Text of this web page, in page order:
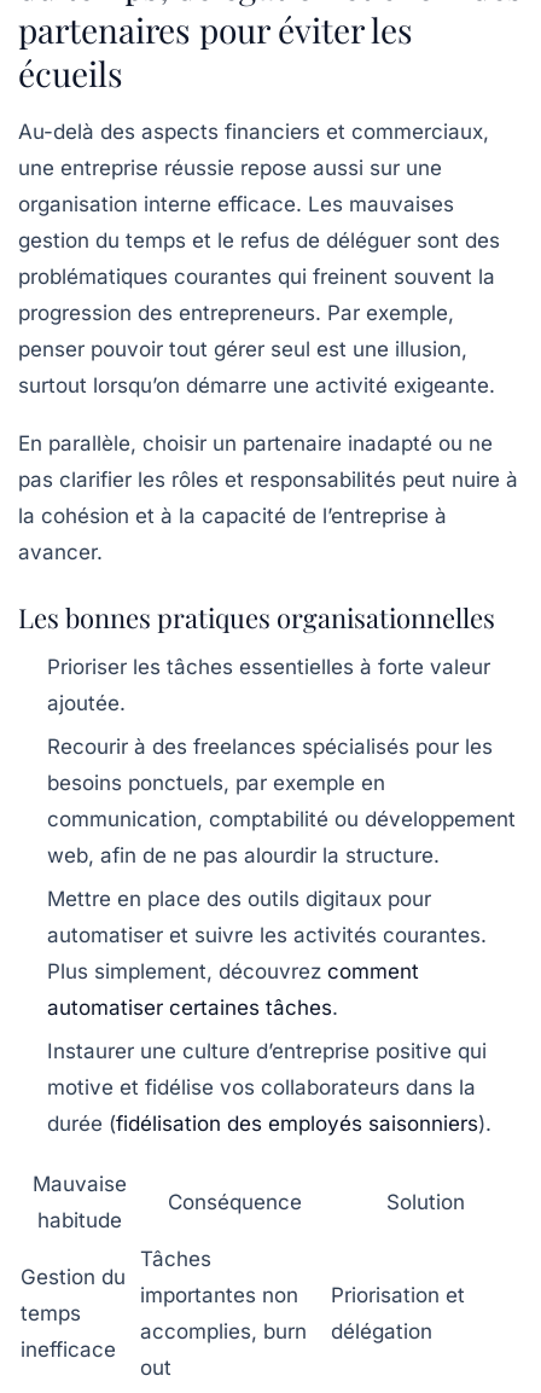
partenaires pour éviter les
écueils
Au-delà des aspects financiers et commerciaux,
une entreprise réussie repose aussi sur une
organisation interne efficace. Les mauvaises
gestion du temps et le refus de déléguer sont des
problématiques courantes qui freinent souvent la
progression des entrepreneurs. Par exemple,
penser pouvoir tout gérer seul est une illusion,
surtout lorsqu’on démarre une activité exigeante.
En parallèle, choisir un partenaire inadapté ou ne
pas clarifier les rôles et responsabilités peut nuire à
la cohésion et à la capacité de l’entreprise à
avancer.
Les bonnes pratiques organisationnelles
Prioriser les tâches essentielles à forte valeur
ajoutée.
Recourir à des freelances spécialisés pour les
besoins ponctuels, par exemple en
communication, comptabilité ou développement
web, afin de ne pas alourdir la structure.
Mettre en place des outils digitaux pour
automatiser et suivre les activités courantes.
Plus simplement, découvrez comment
automatiser certaines tâches.
Instaurer une culture d’entreprise positive qui
motive et fidélise vos collaborateurs dans la
durée (fidélisation des employés saisonniers).
Mauvaise
habitude
Conséquence Solution
Gestion du
temps
inefficace
Tâches
importantes non
accomplies, burn
out
Priorisation et
délégation